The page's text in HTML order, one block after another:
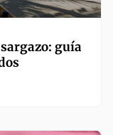
guía